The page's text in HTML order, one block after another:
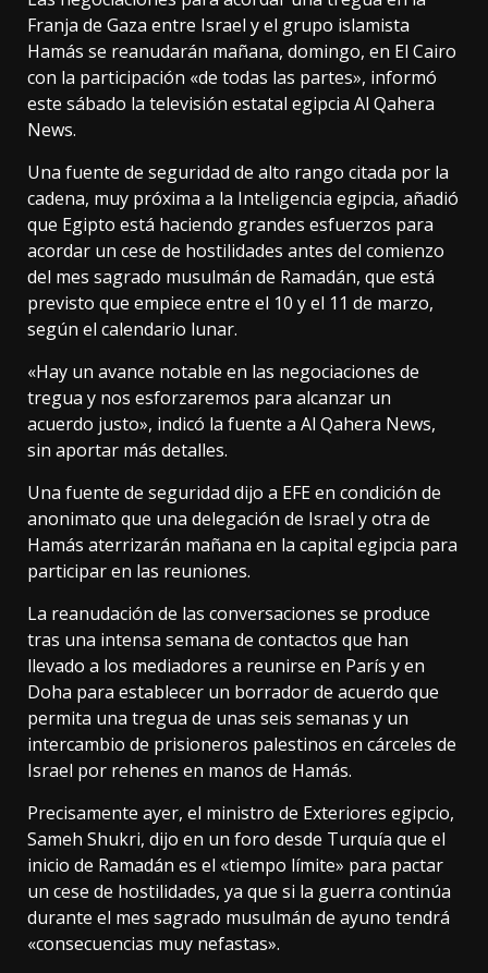
Franja de Gaza entre Israel y el grupo islamista
Hamás se reanudarán mañana, domingo, en El Cairo
con la participación «de todas las partes», informó
este sábado la televisión estatal egipcia Al Qahera
News.
Una fuente de seguridad de alto rango citada por la
cadena, muy próxima a la Inteligencia egipcia, añadió
que Egipto está haciendo grandes esfuerzos para
acordar un cese de hostilidades antes del comienzo
del mes sagrado musulmán de Ramadán, que está
previsto que empiece entre el 10 y el 11 de marzo,
según el calendario lunar.
«Hay un avance notable en las negociaciones de
tregua y nos esforzaremos para alcanzar un
acuerdo justo», indicó la fuente a Al Qahera News,
sin aportar más detalles.
Una fuente de seguridad dijo a EFE en condición de
anonimato que una delegación de Israel y otra de
Hamás aterrizarán mañana en la capital egipcia para
participar en las reuniones.
La reanudación de las conversaciones se produce
tras una intensa semana de contactos que han
llevado a los mediadores a reunirse en París y en
Doha para establecer un borrador de acuerdo que
permita una tregua de unas seis semanas y un
intercambio de prisioneros palestinos en cárceles de
Israel por rehenes en manos de Hamás.
Precisamente ayer, el ministro de Exteriores egipcio,
Sameh Shukri, dijo en un foro desde Turquía que el
inicio de Ramadán es el «tiempo límite» para pactar
un cese de hostilidades, ya que si la guerra continúa
durante el mes sagrado musulmán de ayuno tendrá
«consecuencias muy nefastas».